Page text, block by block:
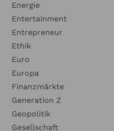
Energie
Entertainment
Entrepreneur
Ethik
Euro
Europa
Finanzmärkte
Generation Z
Geopolitik
Gesellschaft